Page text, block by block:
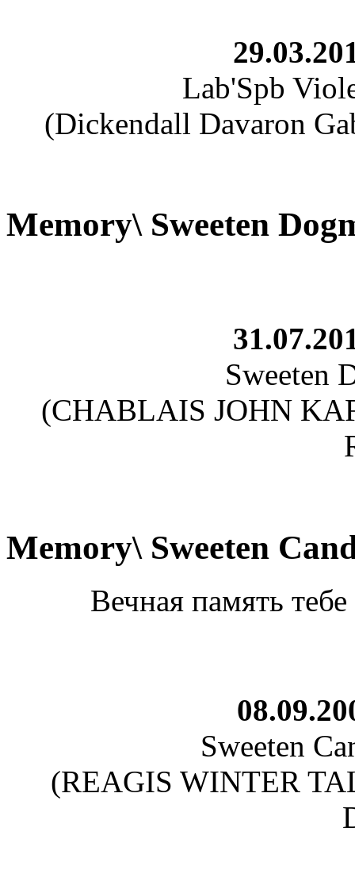
Lab'Spb
(Dickendall Davaron
Memory\ Sweeten
Sweeten
(CHABLAIS JOHN
Memory\ Sweeten
Вечная память
Sweeten
(REAGIS WINTER